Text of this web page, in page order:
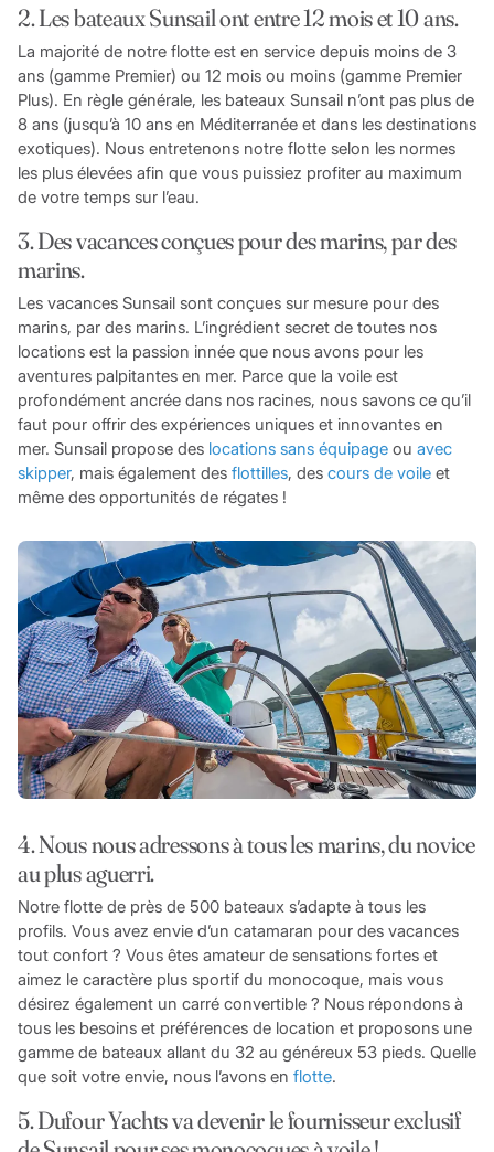
2. Les bateaux Sunsail ont entre 12 mois et 10 ans.
La majorité de notre flotte est en service depuis moins de 3
ans (gamme Premier) ou 12 mois ou moins (gamme Premier
Plus). En règle générale, les bateaux Sunsail n’ont pas plus de
8 ans (jusqu’à 10 ans en Méditerranée et dans les destinations
exotiques). Nous entretenons notre flotte selon les normes
les plus élevées afin que vous puissiez profiter au maximum
de votre temps sur l’eau.
3. Des vacances conçues pour des marins, par des
marins.
Les vacances Sunsail sont conçues sur mesure pour des
marins, par des marins. L’ingrédient secret de toutes nos
locations est la passion innée que nous avons pour les
aventures palpitantes en mer. Parce que la voile est
profondément ancrée dans nos racines, nous savons ce qu’il
faut pour offrir des expériences uniques et innovantes en
mer. Sunsail propose des locations sans équipageou avec
skipper, mais également des flottilles, des cours de voileet
même des opportunités de régates !
4. Nous nous adressons à tous les marins, du novice
au plus aguerri.
Notre flotte de près de 500 bateaux s’adapte à tous les
profils. Vous avez envie d’un catamaran pour des vacances
tout confort ? Vous êtes amateur de sensations fortes et
aimez le caractère plus sportif du monocoque, mais vous
désirez également un carré convertible ? Nous répondons à
tous les besoins et préférences de location et proposons une
gamme de bateaux allant du 32 au généreux 53 pieds. Quelle
que soit votre envie, nous l’avons en flotte.
5. Dufour Yachts va devenir le fournisseur exclusif